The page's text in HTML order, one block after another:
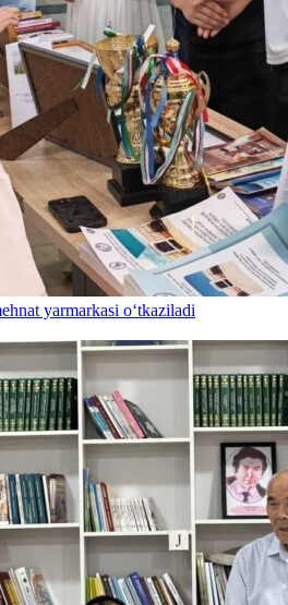
yarmarkasi o‘tkaziladi